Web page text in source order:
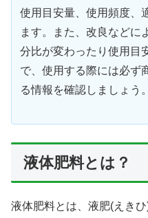
使用目安量、使用頻度、
ます。また、改良などに
分比が変わったり使用目
で、使用する際には必ず
る情報を確認しましょう。
液体肥料とは？
液体肥料とは、液肥(えき